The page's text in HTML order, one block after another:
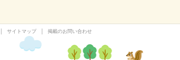
サイトマップ 掲載のお問い合わせ